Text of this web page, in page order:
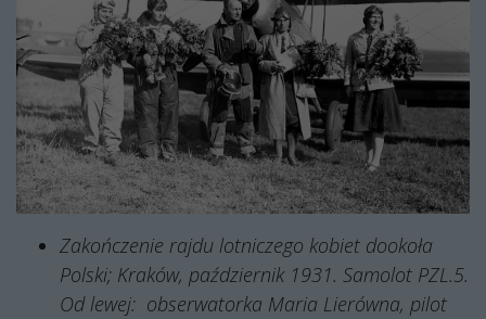
Zakończenie rajdu lotniczego kobiet dookoła
Polski; Kraków, październik 1931. Samolot PZL.5.
Od lewej: obserwatorka Maria Lierówna, pilot